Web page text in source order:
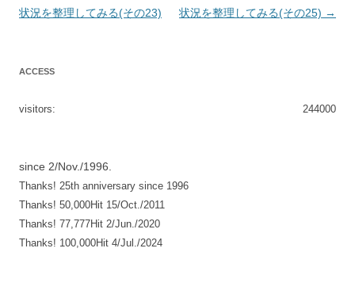
ナ
状況を整理してみる(その23)
状況を整理してみる(その25) →
ACCESS
244000
visitors:
since 2/Nov./1996.
Thanks! 25th anniversary since 1996
Thanks! 50,000Hit 15/Oct./2011
Thanks! 77,777Hit 2/Jun./2020
Thanks! 100,000Hit 4/Jul./2024